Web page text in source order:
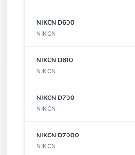
NIKON D600
NIKON
NIKON D610
NIKON
NIKON D700
NIKON
NIKON D7000
NIKON